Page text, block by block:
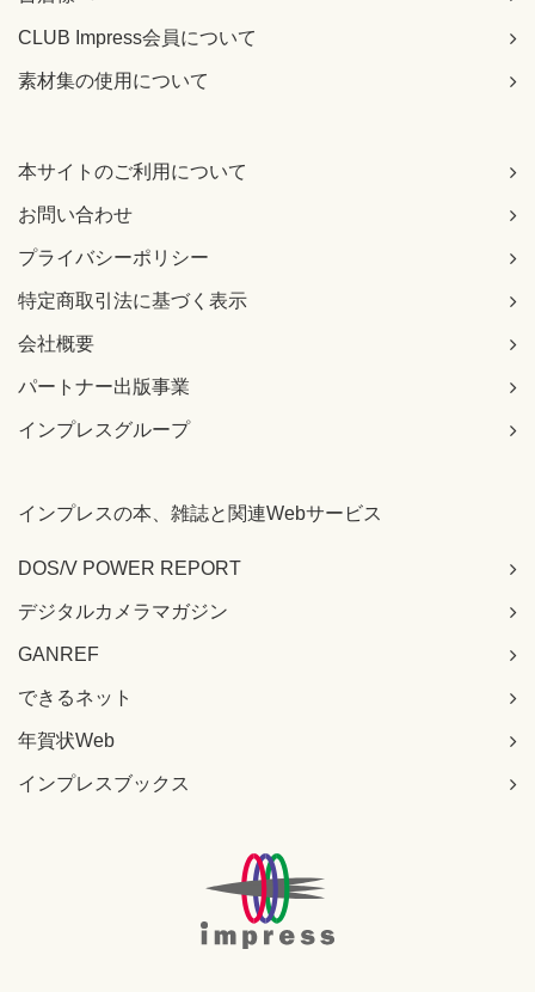
CLUB Impress会員について
素材集の使用について
本サイトのご利用について
お問い合わせ
プライバシーポリシー
特定商取引法に基づく表示
会社概要
パートナー出版事業
インプレスグループ
インプレスの本、雑誌と関連Webサービス
DOS/V POWER REPORT
デジタルカメラマガジン
GANREF
できるネット
年賀状Web
インプレスブックス